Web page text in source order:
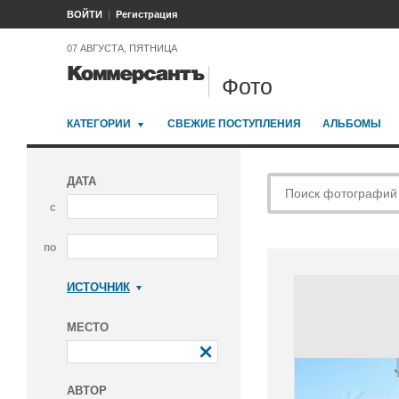
ВОЙТИ Регистрация
07 АВГУСТА, ПЯТНИЦА
Фото
КАТЕГОРИИ СВЕЖИЕ ПОСТУПЛЕНИЯ АЛЬБОМЫ
ДАТА
с
по
ИСТОЧНИК
МЕСТО
АВТОР